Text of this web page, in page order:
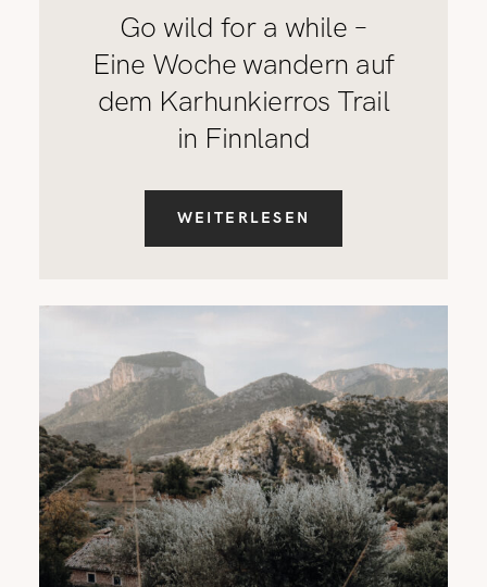
Go wild for a while –
Eine Woche wandern auf
dem Karhunkierros Trail
in Finnland
WEITERLESEN